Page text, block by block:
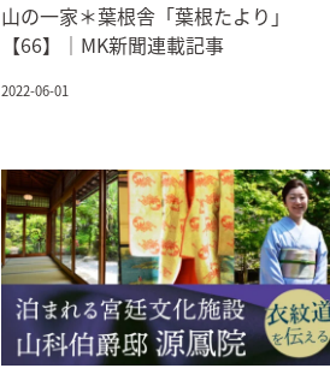
山の一家＊葉根舎「葉根たより」
【66】｜MK新聞連載記事
2022-06-01